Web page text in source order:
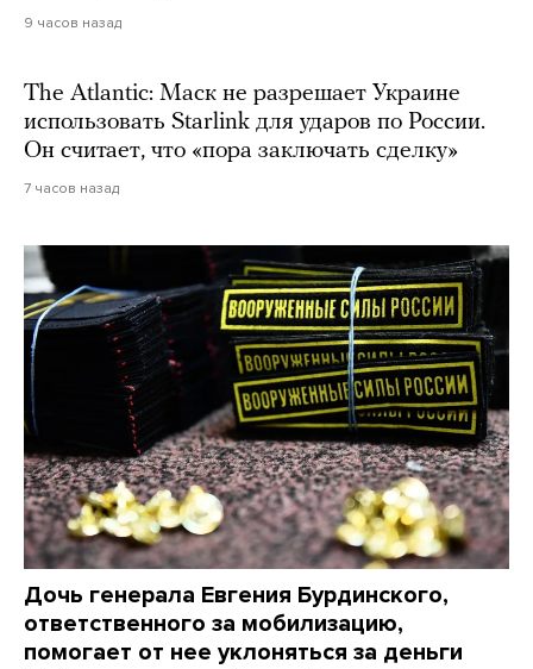
9 часов назад
The Atlantic: Маск не разрешает Украине
использовать Starlink для ударов по России.
Он считает, что «пора заключать сделку»
7 часов назад
Дочь генерала Евгения Бурдинского,
ответственного за мобилизацию,
помогает от нее уклоняться за деньги